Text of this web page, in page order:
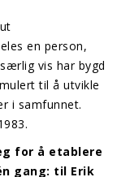
en person,
vis har bygd
til å utvikle
i samfunnet.
for å etablere
gang: til Erik